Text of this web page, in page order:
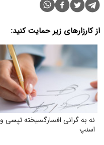
از کارزارهای زیر حمایت کنید:
نه به گرانی افسارگسیخته تپسی و
اسنپ